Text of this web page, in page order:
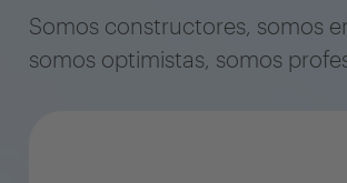
Somos constructores, somos
somos optimistas, somos